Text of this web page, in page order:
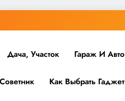
Дача, Участок Гараж И Авто
Как Выбрать Гаджет